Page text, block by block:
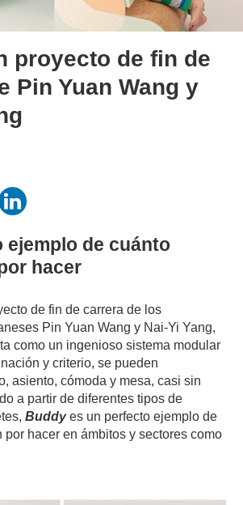
proyecto de fin de
Pin Yuan Wang y
ejemplo de cuánto
hacer
de fin de carrera de los
Pin Yuan Wang y Nai-Yi Yang,
como un ingenioso sistema modular
y criterio, se pueden
asiento, cómoda y mesa, casi sin
a partir de diferentes tipos de
Buddyes un perfecto ejemplo de
por hacer en ámbitos y sectores como